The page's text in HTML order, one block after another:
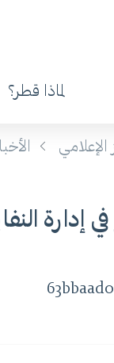
لماذا قطر؟
الإعلامي
في إدارة